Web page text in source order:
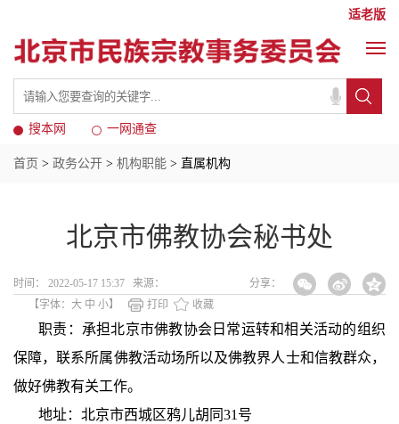
适老版
搜本网 一网通查
首页 > 政务公开 > 机构职能 > 直属机构
北京市佛教协会秘书处
时间： 2022-05-17 15:37 来源：
分享：
【字体： 大 中 小】 打印 收藏
职责：承担北京市佛教协会日常运转和相关活动的组织
保障，联系所属佛教活动场所以及佛教界人士和信教群众，
做好佛教有关工作。
地址：北京市西城区鸦儿胡同31号